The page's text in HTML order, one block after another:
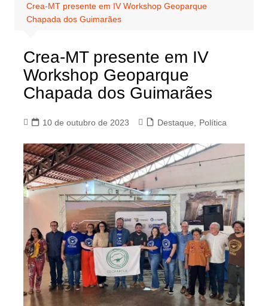
Crea-MT presente em IV Workshop Geoparque
Chapada dos Guimarães
Crea-MT presente em IV
Workshop Geoparque
Chapada dos Guimarães
10 de outubro de 2023 Destaque Política